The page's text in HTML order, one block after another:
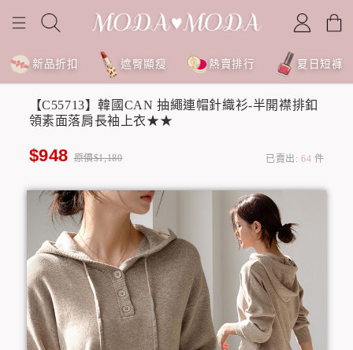
新品折扣 遮臀顯瘦 熱賣排行 夏日短褲
【C55713】韓國CAN 抽繩連帽針織衫-半開襟排釦
領素面落肩長袖上衣★★
$948 原價$1,180 已賣出: 64 件